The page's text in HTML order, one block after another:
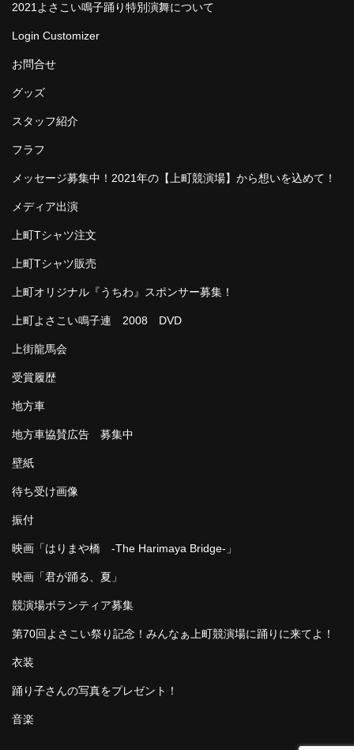
2021よさこい鳴子踊り特別演舞について
Login Customizer
お問合せ
グッズ
スタッフ紹介
フラフ
メッセージ募集中！2021年の【上町競演場】から想いを込めて！
メディア出演
上町Tシャツ注文
上町Tシャツ販売
上町オリジナル『うちわ』スポンサー募集！
上町よさこい鳴子連 2008 DVD
上街龍馬会
受賞履歴
地方車
地方車協賛広告 募集中
壁紙
待ち受け画像
振付
映画「はりまや橋 -The Harimaya Bridge-」
映画「君が踊る、夏」
競演場ボランティア募集
第70回よさこい祭り記念！みんなぁ上町競演場に踊りに来てよ！
衣装
踊り子さんの写真をプレゼント！
音楽